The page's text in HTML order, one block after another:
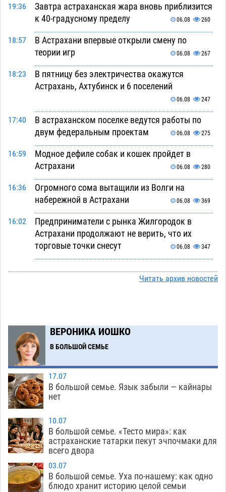
19:36
Завтра астраханская жара вновь приблизится
к 40-градусному пределу
06.08 260
18:57
В Астрахани впервые открыли смену по
теории игр
06.08 267
18:23
В пятницу без электричества окажутся
Астрахань, Ахтубинск и 6 поселений
06.08 247
17:40
В астраханском поселке ведутся работы по
двум федеральным проектам
06.08 275
16:59
Модное дефиле собак и кошек пройдет в
Астрахани
06.08 280
16:36
Огромного сома вытащили из Волги на
набережной в Астрахани
06.08 369
16:02
Предприниматели с рынка Жилгородок в
Астрахани продолжают не верить, что их
торговые точки снесут
06.08 347
на новой серебряной монете Банка России
в музее Пушкина в Москве
06.08 256
13:50
Мэрия Астрахани переводит городские
зеленые зоны на автоматический полив
13:13
Скончался второй ребенок после пожара в
Астрахани
12:49
Астраханские гандболисты с крупной победы
стартовали на Всероссийской Спартакиаде
12:16
В астраханском селе невестка изрешетила
машину свекрови
06.08
Читать архив новостей
ВЕРОНИКА ИОШКО
В БОЛЬШОЙ СЕМЬЕ
17.07
В большой семье. Язык забыли — кайнары
нет
10.07
В большой семье. «Тесто мира»: как
астраханские татарки пекут эчпочмаки для
всего двора
03.07
В большой семье. Уха по-нашему: как одно
блюдо хранит историю целой семьи